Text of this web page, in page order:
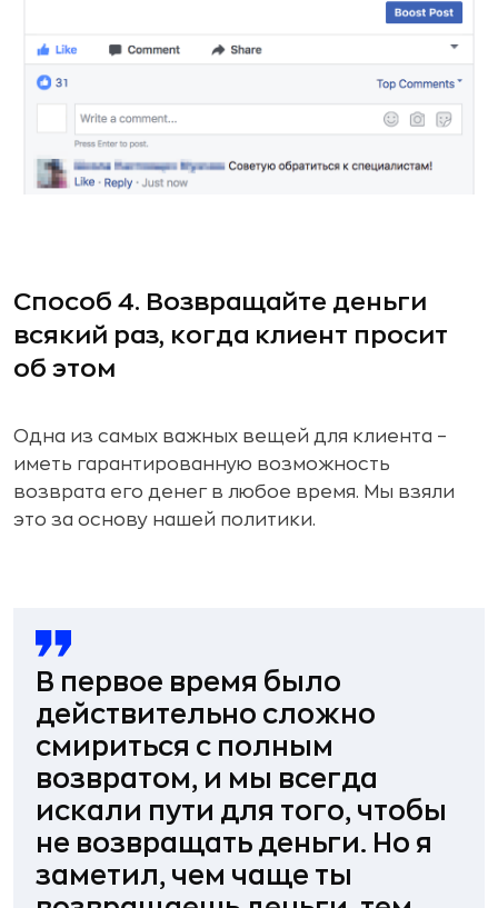
Способ 4. Возвращайте деньги
всякий раз, когда клиент просит
об этом
Одна из самых важных вещей для клиента –
иметь гарантированную возможность
возврата его денег в любое время. Мы взяли
это за основу нашей политики.
В первое время было
действительно сложно
смириться с полным
возвратом, и мы всегда
искали пути для того, чтобы
не возвращать деньги. Но я
заметил, чем чаще ты